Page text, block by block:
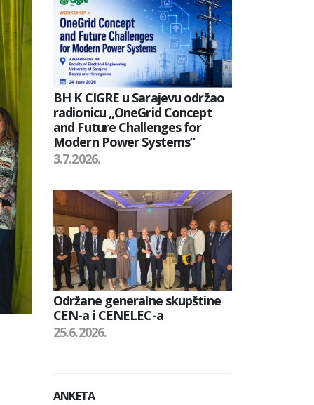
BH K CIGRE u Sarajevu održao
radionicu „OneGrid Concept
and Future Challenges for
Modern Power Systems”
3.7.2026.
Održane generalne skupštine
CEN-a i CENELEC-a
25.6.2026.
ANKETA